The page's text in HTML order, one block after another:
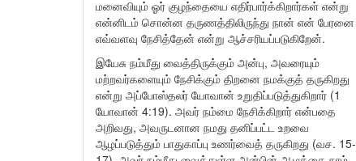
மனைவியும் ஓர் குழந்தையை எதிர்பார்க்கிறார்கள் என்று
என்னிடம் சொன்ன தருணத்திலிருந்து நான் என் பேரனை
எவ்வளவு நேசித்தேன் என்று ஆச்சரியப்படுகிறேன்.
இயேசு நம்மீது வைத்திருக்கும் அன்பு, அவரையும்
மற்றவர்களையும் நேசிக்கும் திறனை நமக்குத் தருகிறது
என்று அப்போஸ்தலர் யோவான் உறுதிப்படுத்துகிறார் (1
யோவான் 4:19). அவர் நம்மை நேசிக்கிறார் என்பதை
அறிவது, அவருடனான நமது தனிப்பட்ட உறவை
ஆழப்படுத்தும் பாதுகாப்பு உணர்வைத் தருகிறது (வச. 15-